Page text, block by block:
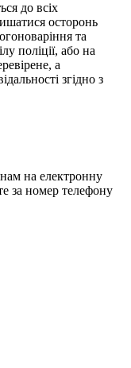
до всіх
осторонь
та
поліції, або на
а
згідно з
на електронну
за номер телефону